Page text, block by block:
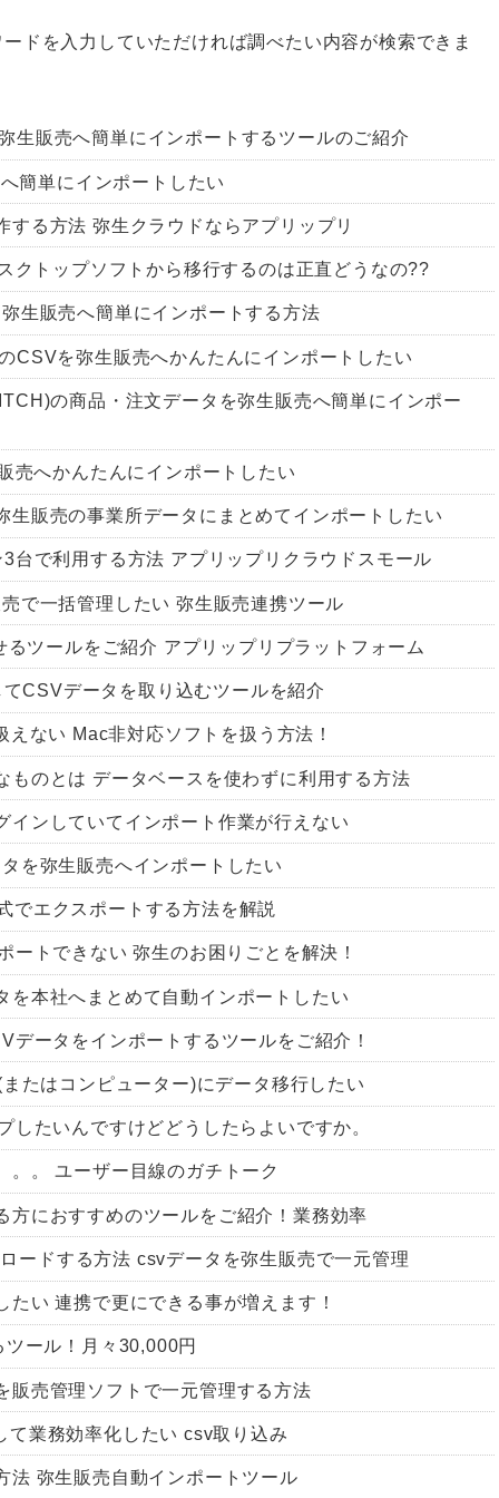
ドを入力していただければ調べたい内容が検索できま
生販売へ簡単にインポートするツールのご紹介
簡単にインポートしたい
する方法 弥生クラウドならアプリップリ
クトップソフトから移行するのは正直どうなの??
生販売へ簡単にインポートする方法
CSVを弥生販売へかんたんにインポートしたい
の商品・注文データを弥生販売へ簡単にインポー
売へかんたんにインポートしたい
生販売の事業所データにまとめてインポートしたい
台で利用する方法 アプリップリクラウドスモール
で一括管理したい 弥生販売連携ツール
ツールをご紹介 アプリップリプラットフォーム
CSVデータを取り込むツールを紹介
ない Mac非対応ソフトを扱う方法！
ものとは データベースを使わずに利用する方法
インしていてインポート作業が行えない
を弥生販売へインポートしたい
でエクスポートする方法を解説
ートできない 弥生のお困りごとを解決！
を本社へまとめて自動インポートしたい
データをインポートするツールをご紹介！
たはコンピューター)にデータ移行したい
したいんですけどどうしたらよいですか。
。。 ユーザー目線のガチトーク
方におすすめのツールをご紹介！業務効率
ードする方法 csvデータを弥生販売で一元管理
い 連携で更にできる事が増えます！
ール！月々30,000円
販売管理ソフトで一元管理する方法
業務効率化したい csv取り込み
法 弥生販売自動インポートツール